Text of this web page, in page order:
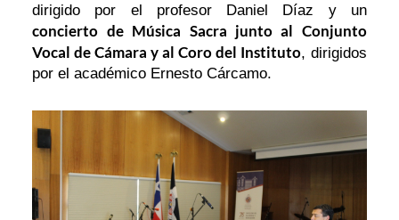
dirigido por el profesor Daniel Díaz y un
concierto de Música Sacra junto al Conjunto
Vocal de Cámara y al Coro del Instituto, dirigidos
por el académico Ernesto Cárcamo.